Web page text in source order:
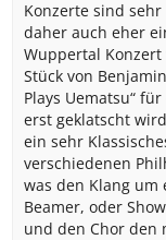
Konzerte sind
daher auch eher
Wuppertal
Stück von
Plays Uematsu“
erst geklatscht
ein sehr
verschiedenen
was den Klang um
Beamer, oder
und den Chor den